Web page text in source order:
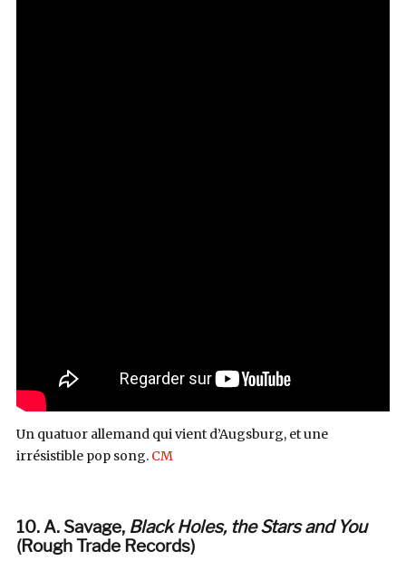
Un quatuor allemand qui vient d’Augsburg, et une
irrésistible pop song. CM
10. A. Savage, Black Holes, the Stars and You
(Rough Trade Records)